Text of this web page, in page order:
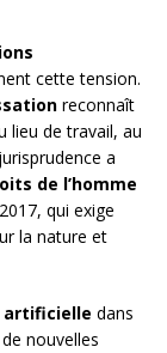
cette tension.
reconnaît
lieu de travail, au
a
de l’homme
qui exige
la nature et
artificielle dans
nouvelles